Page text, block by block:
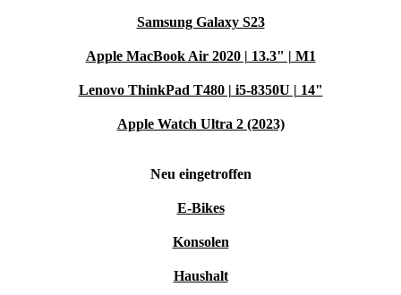
Samsung Galaxy S23
Apple MacBook Air 2020 | 13.3" | M1
Lenovo ThinkPad T480 | i5-8350U | 14"
Apple Watch Ultra 2 (2023)
Neu eingetroffen
E-Bikes
Konsolen
Haushalt